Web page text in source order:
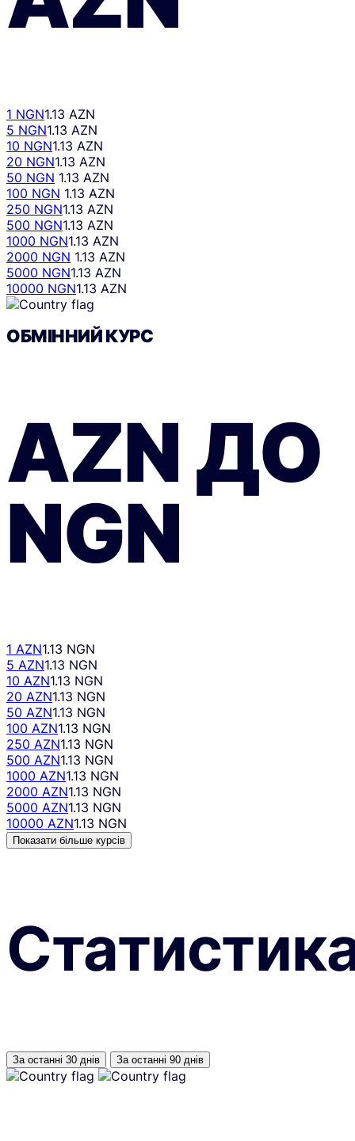
1 NGN1.13 AZN
5 NGN1.13 AZN
10 NGN1.13 AZN
20 NGN1.13 AZN
50 NGN 1.13 AZN
100 NGN 1.13 AZN
250 NGN1.13 AZN
500 NGN1.13 AZN
1000 NGN1.13 AZN
2000 NGN 1.13 AZN
5000 NGN1.13 AZN
10000 NGN1.13 AZN
ОБМІННИЙ КУРС
AZNДО
NGN
1 AZN1.13 NGN
5 AZN1.13 NGN
10 AZN1.13 NGN
20 AZN1.13 NGN
50 AZN1.13 NGN
100 AZN1.13 NGN
250 AZN1.13 NGN
500 AZN1.13 NGN
1000 AZN1.13 NGN
2000 AZN1.13 NGN
5000 AZN1.13 NGN
10000 AZN1.13 NGN
Показати більше курсів
За останні 30 днів За останні 90 днів